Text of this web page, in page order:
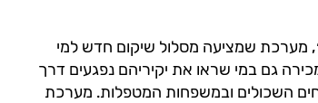
מערכת שמציעה מסלול שיקום חדש למי
גם במי שראו את יקיריהם נפגעים דרך
השכולים ובמשפחות המטפלות. מערכת